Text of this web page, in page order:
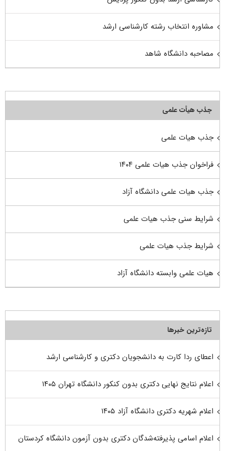
مشاوره انتخاب رشته کارشناسی ارشد
مصاحبه دانشگاه شاهد
جذب هیأت علمی
جذب هیات علمی
فراخوان جذب هیات علمی ۱۴۰۴
جذب هیات علمی دانشگاه آزاد
شرایط سنی جذب هیات علمی
شرایط جذب هیات علمی
هیات علمی وابسته دانشگاه آزاد
تازه‌ترین خبرها
اعطای ردا کارت به دانشجویان دکتری و کارشناسی ارشد
اعلام نتایج نهایی دکتری بدون کنکور دانشگاه تهران ۱۴۰۵
اعلام شهریه دکتری دانشگاه آزاد ۱۴۰۵
اعلام اسامی پذیرفته‌شدگان دکتری بدون آزمون دانشگاه کردستان